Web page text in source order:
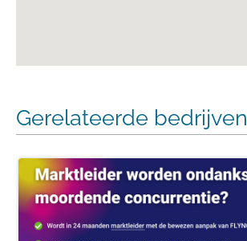
Gerelateerde bedrijven